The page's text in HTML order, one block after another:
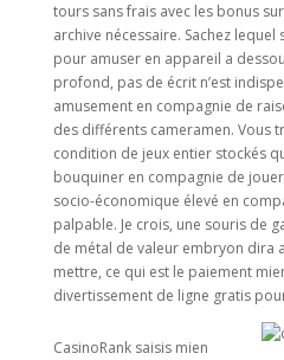
tours sans frais avec les bonus
archive nécessaire. Sachez
pour amuser en appareil a
profond, pas de écrit n’est
amusement en compagnie de
des différents cameramen. Vous
condition de jeux entier stockés
bouquiner en compagnie de
socio-économique élevé en
palpable. Je crois, une souris de
de métal de valeur embryon dira
mettre, ce qui est le paiement
divertissement de ligne gratis
CasinoRank saisis mien